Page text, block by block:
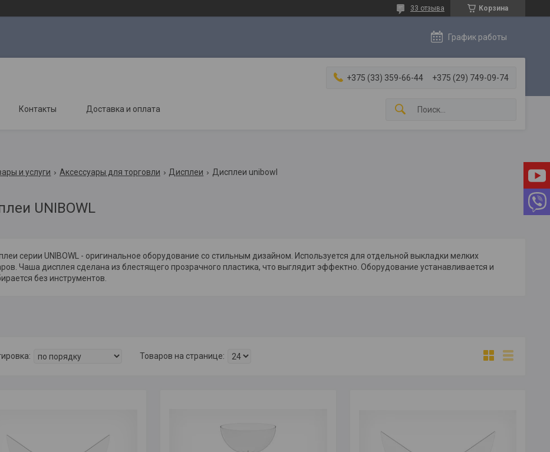
Корзина
33 отзыва
График работы
+375 (33) 359-66-44 +375 (29) 749-09-74
Контакты Доставка и оплата
и услуги Аксессуары для торговли Дисплеи Дисплеи unibowl
UNIBOWL
серии UNIBOWL - оригинальное оборудование со стильным дизайном. Используется для отдельной выкладки мелких
Чаша дисплея сделана из блестящего прозрачного пластика, что выглядит эффектно. Оборудование устанавливается и
без инструментов.